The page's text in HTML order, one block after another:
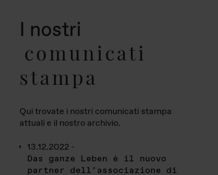
I nostri
comunicati
stampa
Qui trovate i nostri comunicati stampa
attuali e il nostro archivio.
13.12.2022 -
Das ganze Leben è il nuovo
partner dell’associazione di